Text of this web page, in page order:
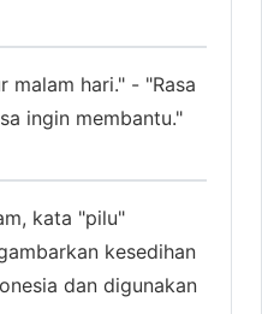
hari." - "Rasa
ingin membantu."
kata "pilu"
kesedihan
dan digunakan